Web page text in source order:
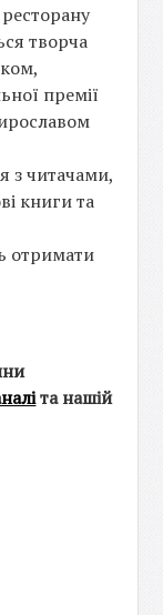
творча
премії
з читачами,
книги та
отримати
та нашій